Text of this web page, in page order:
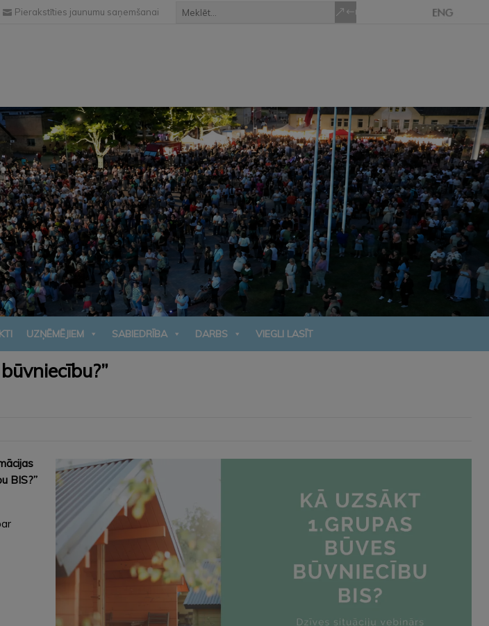
Pierakstīties jaunumu saņemšanai
UZŅĒMĒJIEM SABIEDRĪBA DARBS VIEGLI LASĪT
BIS?”